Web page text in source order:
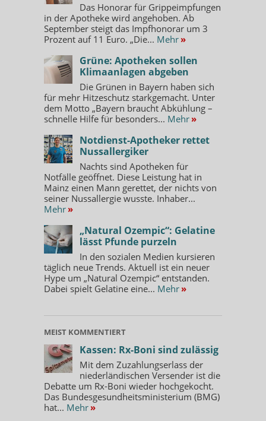
Das Honorar für Grippeimpfungen
in der Apotheke wird angehoben. Ab
September steigt das Impfhonorar um 3
Prozent auf 11 Euro. „Die... Mehr »
Grüne: Apotheken sollen
Klimaanlagen abgeben
Die Grünen in Bayern haben sich
für mehr Hitzeschutz starkgemacht. Unter
dem Motto „Bayern braucht Abkühlung –
schnelle Hilfe für besonders... Mehr »
Notdienst-Apotheker rettet
Nussallergiker
Nachts sind Apotheken für
Notfälle geöffnet. Diese Leistung hat in
Mainz einen Mann gerettet, der nichts von
seiner Nussallergie wusste. Inhaber...
Mehr »
„Natural Ozempic“: Gelatine
lässt Pfunde purzeln
In den sozialen Medien kursieren
täglich neue Trends. Aktuell ist ein neuer
Hype um „Natural Ozempic“ entstanden.
Dabei spielt Gelatine eine... Mehr »
MEIST KOMMENTIERT
Kassen: Rx-Boni sind zulässig
Mit dem Zuzahlungserlass der
niederländischen Versender ist die
Debatte um Rx-Boni wieder hochgekocht.
Das Bundesgesundheitsministerium (BMG)
hat... Mehr »